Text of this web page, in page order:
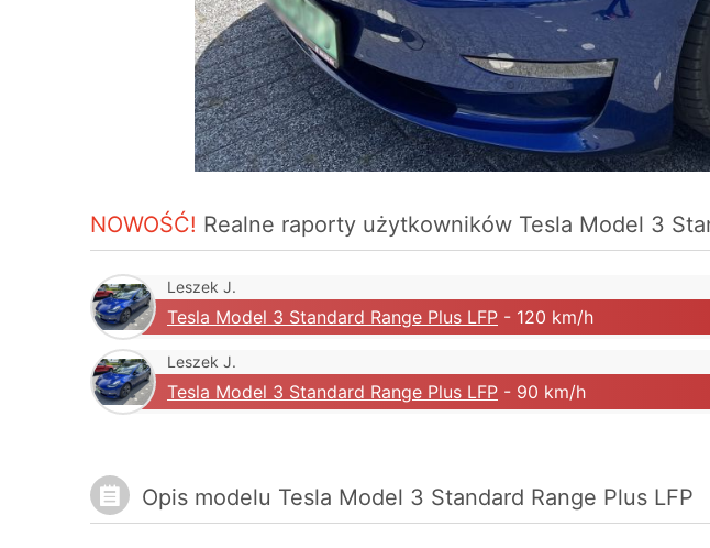
NOWOŚĆ! Realne raporty użytkowników Tesla Model 3
Leszek J.
Tesla Model 3 Standard Range Plus LFP - 120 km/h
Leszek J.
Tesla Model 3 Standard Range Plus LFP - 90 km/h
Opis modelu Tesla Model 3 Standard Range Plus LFP